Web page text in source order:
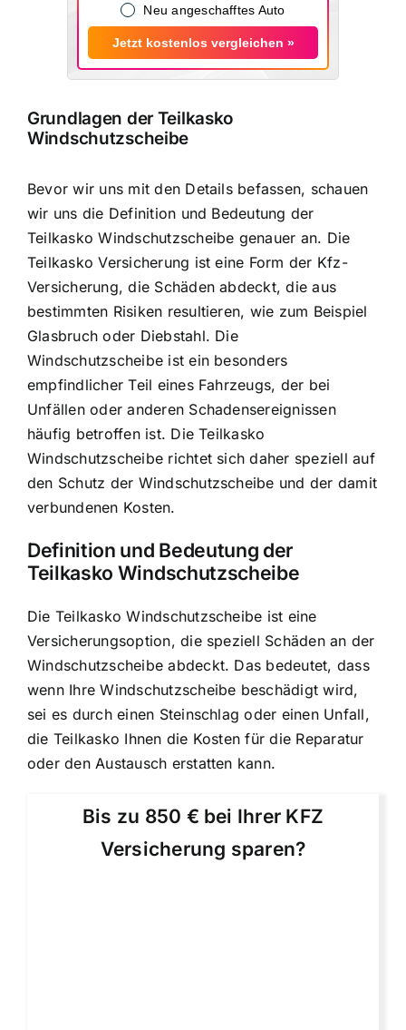
Neu angeschafftes Auto
Jetzt kostenlos vergleichen »
Grundlagen der Teilkasko
Windschutzscheibe
Bevor wir uns mit den Details befassen, schauen
wir uns die Definition und Bedeutung der
Teilkasko Windschutzscheibe genauer an. Die
Teilkasko Versicherung ist eine Form der Kfz-
Versicherung, die Schäden abdeckt, die aus
bestimmten Risiken resultieren, wie zum Beispiel
Glasbruch oder Diebstahl. Die
Windschutzscheibe ist ein besonders
empfindlicher Teil eines Fahrzeugs, der bei
Unfällen oder anderen Schadensereignissen
häufig betroffen ist. Die Teilkasko
Windschutzscheibe richtet sich daher speziell auf
den Schutz der Windschutzscheibe und der damit
verbundenen Kosten.
Definition und Bedeutung der
Teilkasko Windschutzscheibe
Die Teilkasko Windschutzscheibe ist eine
Versicherungsoption, die speziell Schäden an der
Windschutzscheibe abdeckt. Das bedeutet, dass
wenn Ihre Windschutzscheibe beschädigt wird,
sei es durch einen Steinschlag oder einen Unfall,
die Teilkasko Ihnen die Kosten für die Reparatur
oder den Austausch erstatten kann.
Bis zu 850 € bei Ihrer KFZ
Versicherung sparen?